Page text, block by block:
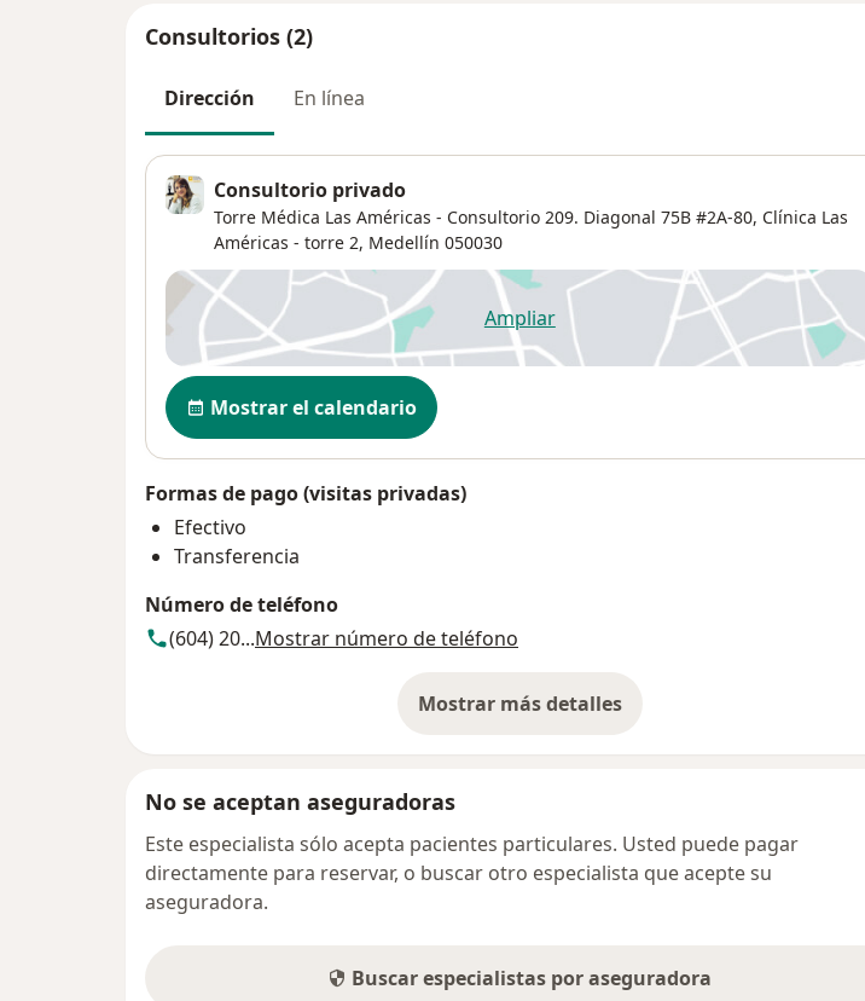
Consultorios (2)
Dirección En línea
Consultorio privado
Torre Médica Las Américas - Consultorio 209. Diagonal 75B #2A-80, Clínica Las
Américas - torre 2, Medellín 050030
Ampliarse abre en una nueva pestaña
Disponibilidad
Mostrar el calendario
Formas de pago (visitas privadas)
Efectivo
Transferencia
Número de teléfono
(604) 20...Mostrar número de teléfono
Mostrar más detalles
sobre la dirección
No se aceptan aseguradoras
Este especialista sólo acepta pacientes particulares. Usted puede pagar
directamente para reservar, o buscar otro especialista que acepte su
aseguradora.
Buscar especialistas por aseguradora